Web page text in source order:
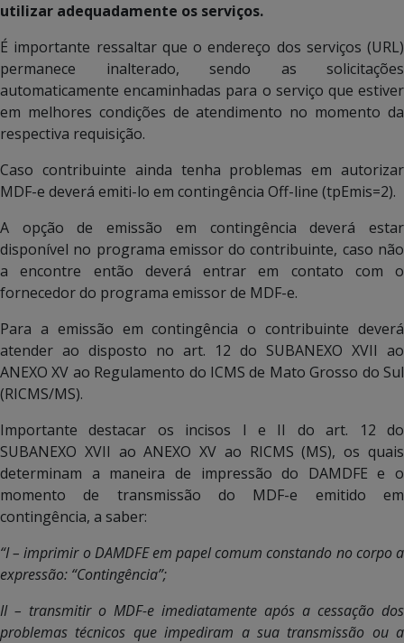
utilizar adequadamente os serviços.
É importante ressaltar que o endereço dos serviços (URL)
permanece inalterado, sendo as solicitações
automaticamente encaminhadas para o serviço que estiver
em melhores condições de atendimento no momento da
respectiva requisição.
Caso contribuinte ainda tenha problemas em autorizar
MDF-e deverá emiti-lo em contingência Off-line (tpEmis=2).
A opção de emissão em contingência deverá estar
disponível no programa emissor do contribuinte, caso não
a encontre então deverá entrar em contato com o
fornecedor do programa emissor de MDF-e.
Para a emissão em contingência o contribuinte deverá
atender ao disposto no art. 12 do SUBANEXO XVII ao
ANEXO XV ao Regulamento do ICMS de Mato Grosso do Sul
(RICMS/MS).
Importante destacar os incisos I e II do art. 12 do
SUBANEXO XVII ao ANEXO XV ao RICMS (MS), os quais
determinam a maneira de impressão do DAMDFE e o
momento de transmissão do MDF-e emitido em
contingência, a saber:
“I – imprimir o DAMDFE em papel comum constando no corpo a
expressão: “Contingência”;
II – transmitir o MDF-e imediatamente após a cessação dos
problemas técnicos que impediram a sua transmissão ou a